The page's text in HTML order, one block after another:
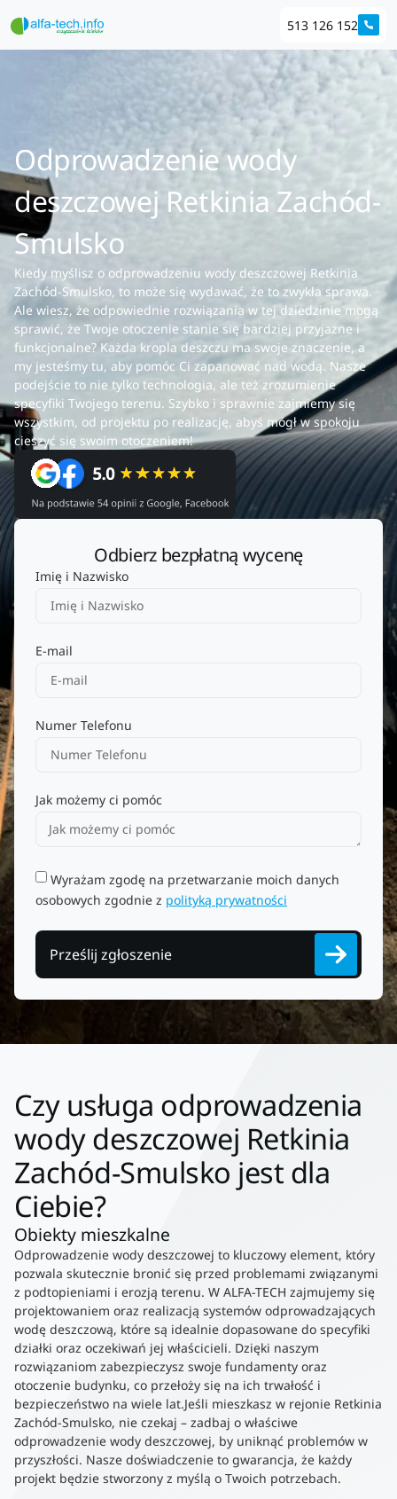
513 126 152
Odprowadzenie wody
deszczowej Retkinia Zachód-
Smulsko
Kiedy myślisz o odprowadzeniu wody deszczowej Retkinia
Zachód-Smulsko, to może się wydawać, że to zwykła sprawa.
Ale wiesz, że odpowiednie rozwiązania w tej dziedzinie mogą
sprawić, że Twoje otoczenie stanie się bardziej przyjazne i
funkcjonalne? Każda kropla deszczu ma swoje znaczenie, a
my jesteśmy tu, aby pomóc Ci zapanować nad wodą. Nasze
podejście to nie tylko technologia, ale też zrozumienie
specyfiki Twojego terenu. Szybko i sprawnie zajmiemy się
wszystkim, od projektu po realizację, abyś mógł w spokoju
cieszyć się swoim otoczeniem!
Odbierz bezpłatną wycenę
Imię i Nazwisko
E-mail
Numer Telefonu
Jak możemy ci pomóc
Wyrażam zgodę na przetwarzanie moich danych
osobowych zgodnie z polityką prywatności
Prześlij zgłoszenie
Czy usługa odprowadzenia
wody deszczowej Retkinia
Zachód-Smulsko jest dla
Ciebie?
Obiekty mieszkalne
Odprowadzenie wody deszczowej to kluczowy element, który
pozwala skutecznie bronić się przed problemami związanymi
z podtopieniami i erozją terenu. W ALFA-TECH zajmujemy się
projektowaniem oraz realizacją systemów odprowadzających
wodę deszczową, które są idealnie dopasowane do specyfiki
działki oraz oczekiwań jej właścicieli. Dzięki naszym
rozwiązaniom zabezpieczysz swoje fundamenty oraz
otoczenie budynku, co przełoży się na ich trwałość i
bezpieczeństwo na wiele lat.Jeśli mieszkasz w rejonie Retkinia
Zachód-Smulsko, nie czekaj – zadbaj o właściwe
odprowadzenie wody deszczowej, by uniknąć problemów w
przyszłości. Nasze doświadczenie to gwarancja, że każdy
projekt będzie stworzony z myślą o Twoich potrzebach.